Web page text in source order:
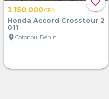
3 150 000CFA
Honda Accord Crosstour 2
011
location_on Cotonou, Bénin